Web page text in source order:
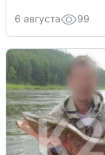
6 августа 99